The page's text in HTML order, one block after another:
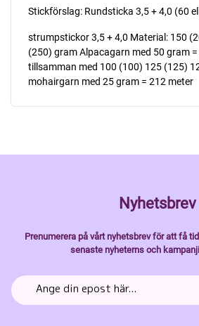
Stickförslag: Rundsticka 3,5 + 4,0 (60
strumpstickor 3,5 + 4,0 Material: 150
(250) gram Alpacagarn med 50 gram
tillsamman med 100 (100) 125 (125)
mohairgarn med 25 gram = 212 meter
Nyhetsbrev
Prenumerera på vårt nyhetsbrev för att få
senaste nyheterns och